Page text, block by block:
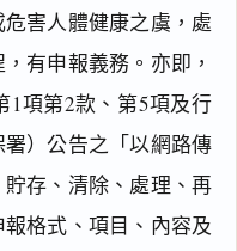
害人體健康之虞，處
有申報義務。亦即，
1項第2款、第5項及行
）公告之「以網路傳
存、清除、處理、再
格式、項目、內容及